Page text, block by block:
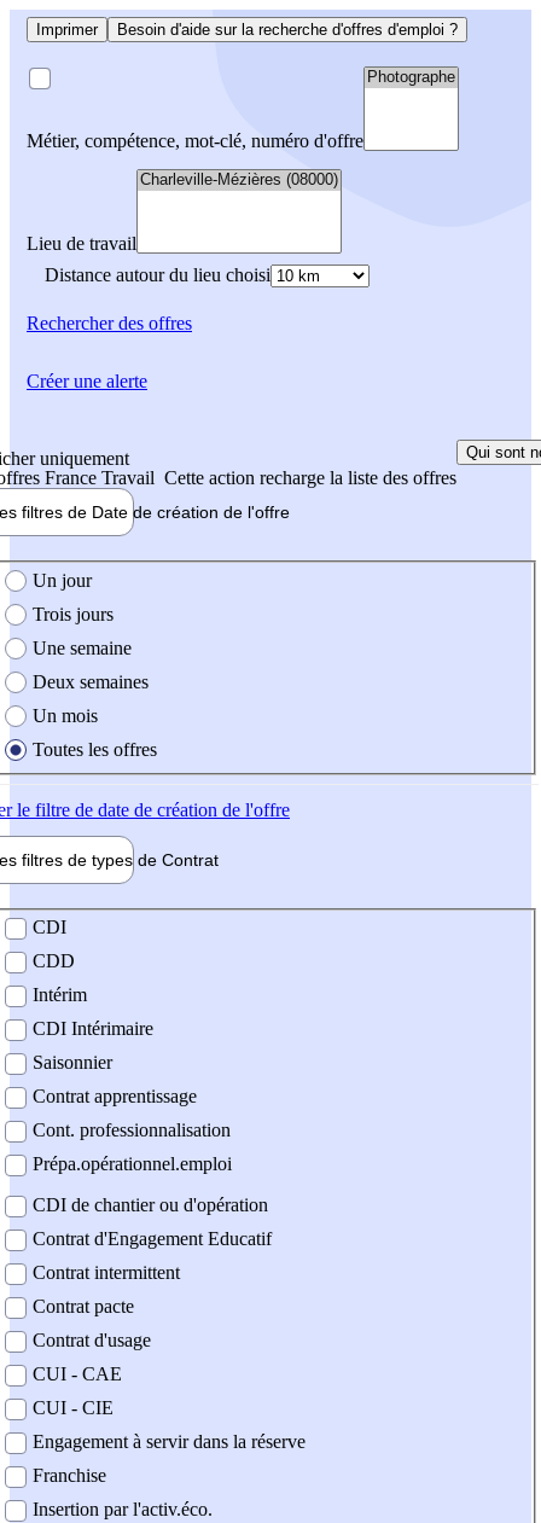
Imprimer Besoin d'aide sur la recherche d'offres d'emploi ?
Métier, compétence, mot-clé, numéro d'offre
Lieu de travail
Distance autour du lieu choisi
Rechercherdes offres
uniquement
France Travail Cette action recharge la liste des offres
Qui sont
filtres de Date de création de l'offre
création de l'offre
Un jour
Trois jours
Une semaine
Deux semaines
Un mois
Toutes les offres
le filtre de date de création de l'offre
filtres de types de Contrat
contrat
CDI
CDD
Intérim
CDI Intérimaire
Saisonnier
Contrat apprentissage
Cont. professionnalisation
Prépa.opérationnel.emploi
CDI de chantier ou d'opération
Contrat d'Engagement Educatif
Contrat intermittent
Contrat pacte
Contrat d'usage
CUI - CAE
CUI - CIE
Engagement à servir dans la réserve
Franchise
Insertion par l'activ.éco.
Créer une alerte